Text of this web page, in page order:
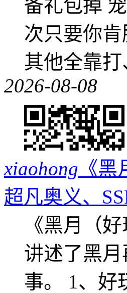
备礼包掉
次只要你
其他全靠打
2026-08-08
xiaohong 《
超凡奥义、
《黑月（
讲述了黑
事。 1、好